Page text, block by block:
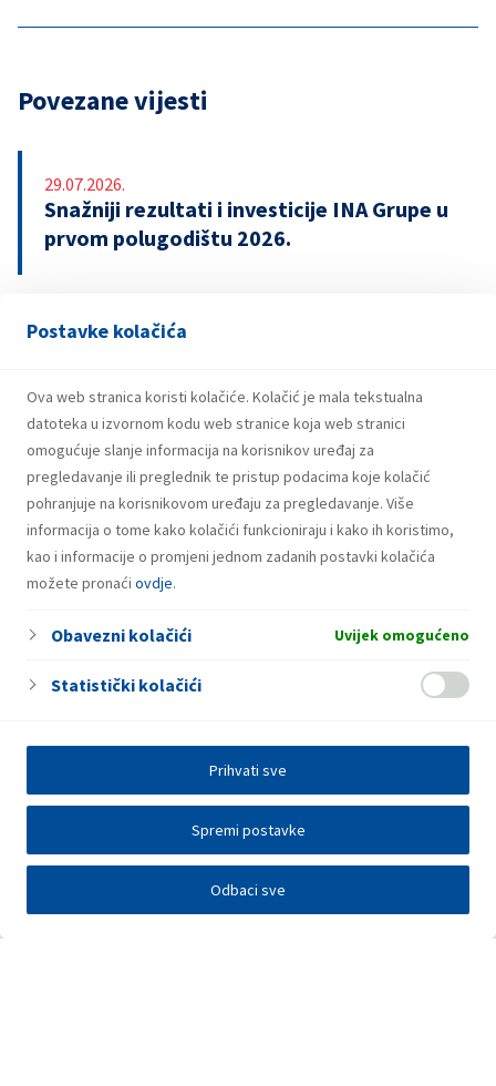
Postavke kolačića
Ova web stranica koristi kolačiće. Kolačić je mala tekstualna
datoteka u izvornom kodu web stranice koja web stranici
omogućuje slanje informacija na korisnikov uređaj za
pregledavanje ili preglednik te pristup podacima koje kolačić
pohranjuje na korisnikovom uređaju za pregledavanje. Više
informacija o tome kako kolačići funkcioniraju i kako ih koristimo,
kao i informacije o promjeni jednom zadanih postavki kolačića
možete pronaći ovdje.
Obavezni kolačići Uvijek omogućeno
Statistički kolačići
Odbaci sve
Spremi postavke
Prihvati sve
Povezane vijesti
29.07.2026.
Snažniji rezultati i investicije INA Grupe u
prvom polugodištu 2026.
21.07.2026.
u iznosu od 500 milijuna eura